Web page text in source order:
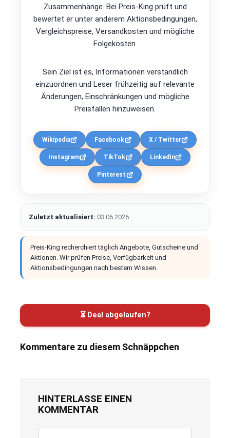
Zusammenhänge. Bei Preis-King prüft und
bewertet er unter anderem Aktionsbedingungen,
Vergleichspreise, Versandkosten und mögliche
Folgekosten.
Sein Ziel ist es, Informationen verständlich
einzuordnen und Leser frühzeitig auf relevante
Änderungen, Einschränkungen und mögliche
Preisfallen hinzuweisen.
Wikipedia Facebook X / Twitter
Instagram TikTok LinkedIn
Pinterest
Zuletzt aktualisiert: 03.06.2026
Preis-King recherchiert täglich Angebote, Gutscheine und
Aktionen. Wir prüfen Preise, Verfügbarkeit und
Aktionsbedingungen nach bestem Wissen.
⏳ Deal abgelaufen?
Kommentare zu diesem Schnäppchen
HINTERLASSE EINEN
KOMMENTAR